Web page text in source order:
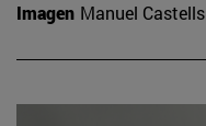
Imagen Manuel Castells